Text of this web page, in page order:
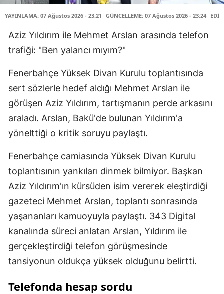
YAYINLAMA: 07 Ağustos 2026 - 23:21 GÜNCELLEME: 07 Ağustos 2026 - 23:24
Aziz Yıldırım ile Mehmet Arslan arasında telefon
trafiği: "Ben yalancı mıyım?"
Fenerbahçe Yüksek Divan Kurulu toplantısında
sert sözlerle hedef aldığı Mehmet Arslan ile
görüşen Aziz Yıldırım, tartışmanın perde arkasını
araladı. Arslan, Bakü'de bulunan Yıldırım'a
yönelttiği o kritik soruyu paylaştı.
Fenerbahçe camiasında Yüksek Divan Kurulu
toplantısının yankıları dinmek bilmiyor. Başkan
Aziz Yıldırım'ın kürsüden isim vererek eleştirdiği
gazeteci Mehmet Arslan, toplantı sonrasında
yaşananları kamuoyuyla paylaştı. 343 Digital
kanalında süreci anlatan Arslan, Yıldırım ile
gerçekleştirdiği telefon görüşmesinde
tansiyonun oldukça yüksek olduğunu belirtti.
Telefonda hesap sordu